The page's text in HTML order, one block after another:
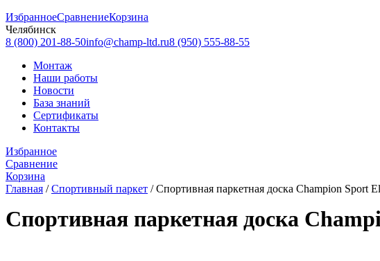
ИзбранноеСравнениеКорзина
Челябинск
8 (800) 201-88-50info@champ-ltd.ru8 (950) 555-88-55
Монтаж
Наши работы
Новости
База знаний
Сертификаты
Контакты
Избранное
Сравнение
Корзина
Главная /Спортивный паркет /Спортивная паркетная доска Champion Sport
Спортивная паркетная доска